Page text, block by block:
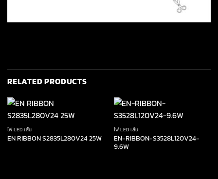
RELATED PRODUCTS
ไฟ LED เส้น
EN RIBBON S2835L280V24 25W
ไฟ LED เส้น
EN-RIBBON-S3528L120V24-
9.6W